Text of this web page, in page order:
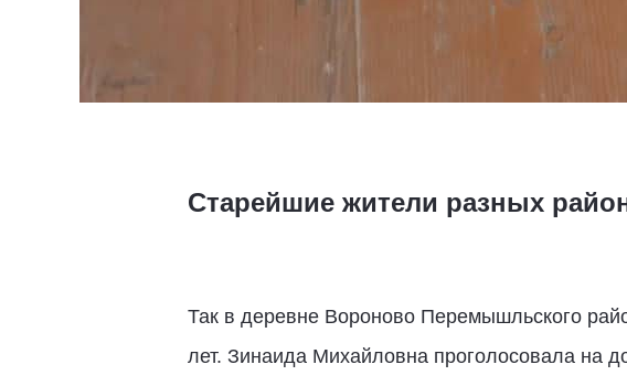
Старейшие жители разных
Так в деревне Вороново Перемышльского
лет. Зинаида Михайловна проголосовала на